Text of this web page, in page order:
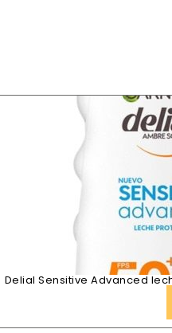
Delial Sensitive Advanced